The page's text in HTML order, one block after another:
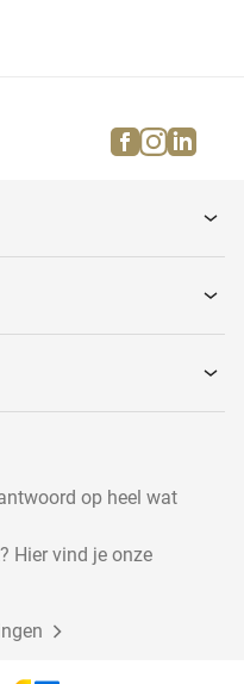
Brandweermaterialen
Garage inventaris
facebook
op heel wat
Hier vind je onze